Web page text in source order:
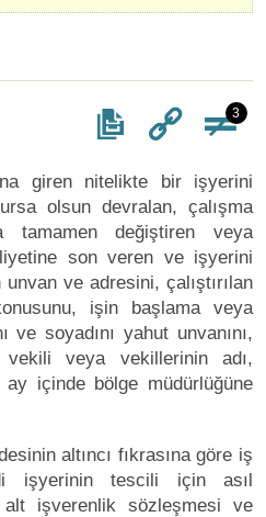
3
giren nitelikte bir işyerini
olsun devralan, çalışma
tamamen değiştiren veya
son veren ve işyerini
ve adresini, çalıştırılan
işin başlama veya
ve soyadını yahut unvanını,
veya vekillerinin adı,
içinde bölge müdürlüğüne
altıncı fıkrasına göre iş
işyerinin tescili için asıl
alt işverenlik sözleşmesi ve